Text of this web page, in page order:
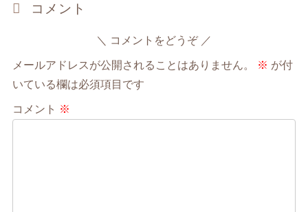
コメント
コメントをどうぞ
メールアドレスが公開されることはありません。 ※ が付
いている欄は必須項目です
コメント ※